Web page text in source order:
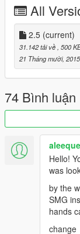
v1.5
-Add ini File (
-Remove Body
Notice :
Maximum
BodyGuards Can
BodyGuards Will
Installation :
copy
(
to scripts Folder
All
2.5 (current)
31.142 tải về , 500
21 Tháng mười, 2015
74 Bình luận
aleeque
Hello!
was
by the
SMG
hands
change